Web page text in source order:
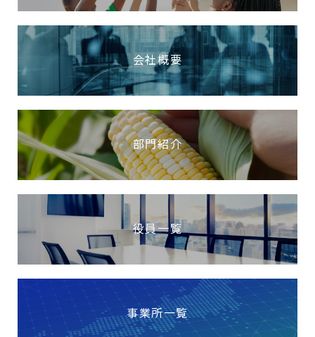
会社概要
部門紹介
役員一覧
事業所一覧